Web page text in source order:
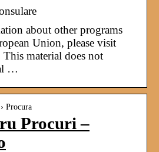
about other programs
Union, please visit
material does not
…
Procura
Procuri –